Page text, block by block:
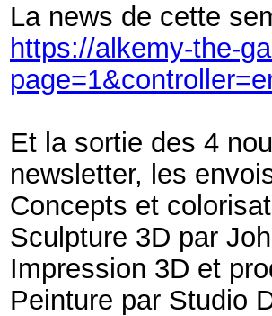
La news de cette
https://alkemy-the-
Et la sortie des 4
newsletter, les
Concepts et
Sculpture 3D par
Impression 3D et
Peinture par Studio